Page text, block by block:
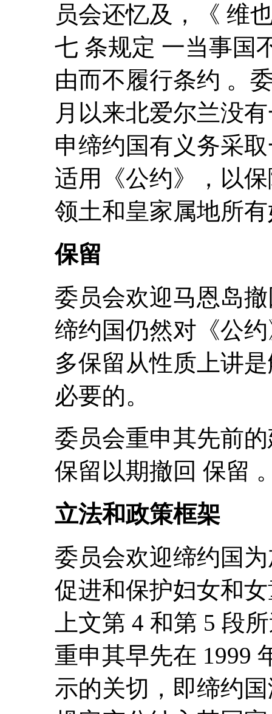
员会还忆及，《 维
七 条规定 一当事国
由而不履行条约 。
月以来北爱尔兰没
申缔约国有义务采
适用《公约》，以
领土和皇家属地所
保留
委员会欢迎马恩岛
缔约国仍然对《公
多保留从性质上讲
必要的。
委员会重申其先前
保留以期撤回 保留
立法和政策框架
委员会欢迎缔约国
促进和保护妇女和
上文第 4 和第 5 段
重申其早先在 1999
示的关切，即缔约